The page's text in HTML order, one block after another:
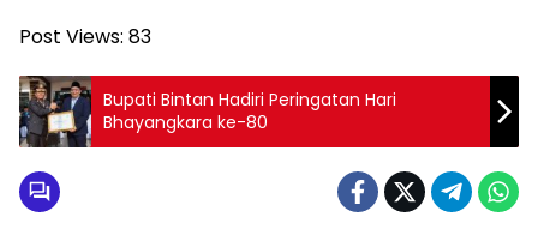
Post Views: 83
Bupati Bintan Hadiri Peringatan Hari
Bhayangkara ke-80